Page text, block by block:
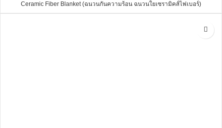
Ceramic Fiber Blanket (ฉนวนกันความร้อน ฉนวนใยเซรามิคส์ไฟเบอร์)